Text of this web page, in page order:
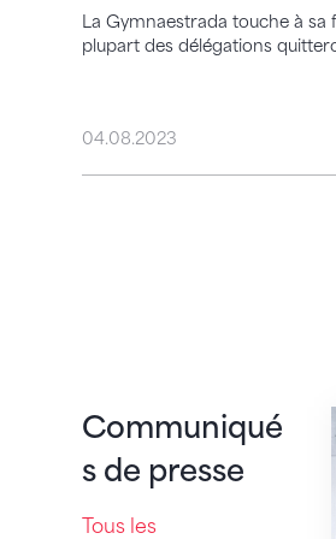
La Gymnaestrada touche à
plupart des délégations
04.08.2023
Communiqué
s de presse
Tous les